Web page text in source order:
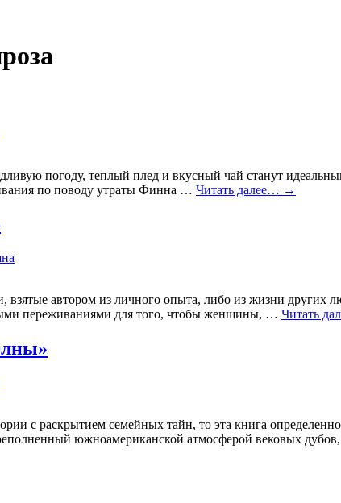
погоду, теплый плед и вкусный чай станут
по поводу утраты Финна … Читать далее… →
взятые автором из личного опыта, либо из жизни
переживаниями для того, чтобы женщины, … Читать
с раскрытием семейных тайн, то эта книга
южноамериканской атмосферой вековых